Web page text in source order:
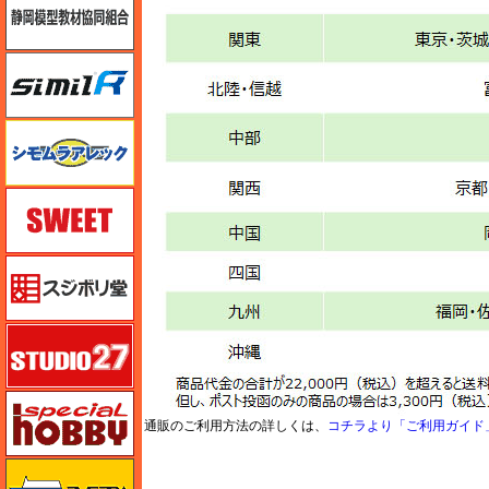
通販のご利用方法の詳しくは、 コチラより「ご利用ガイド
シミラー（similR）
シモムラアレック
スイート（SWEET）
スタジオ27・タブデザイン
スペシャルホビー